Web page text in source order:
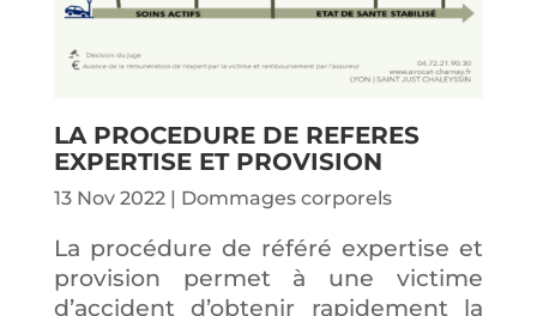
LA PROCEDURE DE REFERES
EXPERTISE ET PROVISION
13 Nov 2022| Dommages corporels
La procédure de référé expertise et
provision permet à une victime
d’accident d’obtenir rapidement la